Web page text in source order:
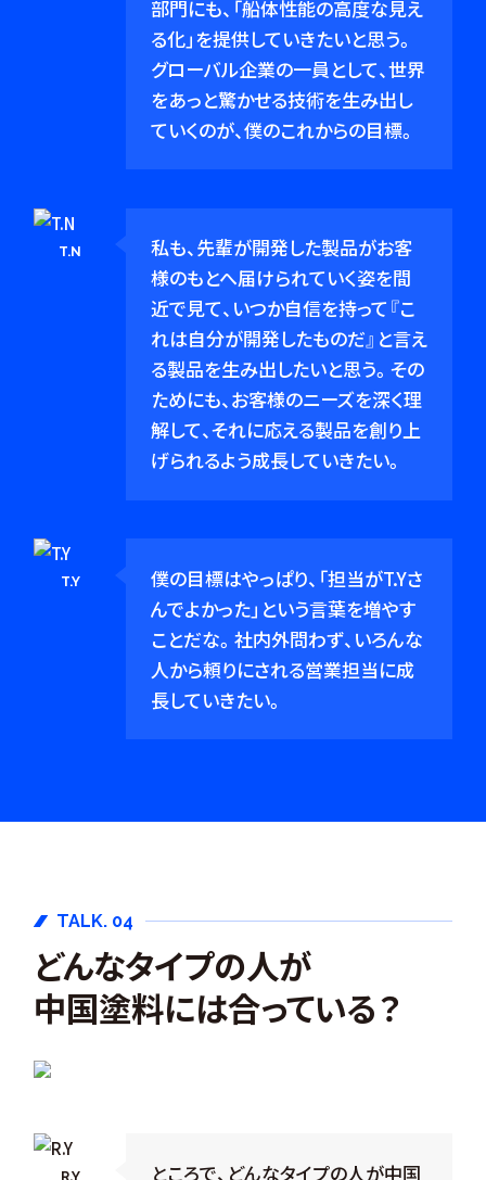
部門にも、「船体性能の高度な見え
る化」を提供していきたいと思う。
グローバル企業の一員として、世界
をあっと驚かせる技術を生み出し
ていくのが、僕のこれからの目標。
T.N
私も、先輩が開発した製品がお客
様のもとへ届けられていく姿を間
近で見て、いつか自信を持って『こ
れは自分が開発したものだ』と言え
る製品を生み出したいと思う。その
ためにも、お客様のニーズを深く理
解して、それに応える製品を創り上
げられるよう成長していきたい。
T.Y
僕の目標はやっぱり、「担当がT.Yさ
んでよかった」という言葉を増やす
ことだな。社内外問わず、いろんな
人から頼りにされる営業担当に成
長していきたい。
TALK. 04
どんなタイプの人が
中国塗料には合っている？
R.Y
ところで、どんなタイプの人が中国